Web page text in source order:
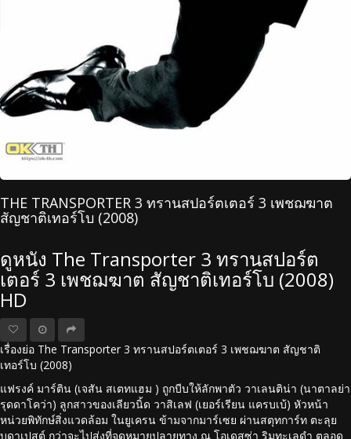
THE TRANSPORTER 3 ทรานสปอร์ตเตอร์ 3 เพชฌฆาต
สัญชาติเทอร์โบ (2008)
ดูหนัง The Transporter 3 ทรานสปอร์ต
เตอร์ 3 เพชฌฆาต สัญชาติเทอร์โบ (2008)
HD
เรื่องย่อ The Transporter 3 ทรานสปอร์ตเตอร์ 3 เพชฌฆาต สัญชาติ
เทอร์โบ (2008)
แฟรงค์ มาร์ติน (เจสัน สเตทแฮม ) ถูกบีบให้ลักพาตัว วาเลนติน่า (นาตาลย่า
รุดดาโคว่า) ลูกสาวของเลียวนิ้ด วาสิเลฟ (เยอร์เรียน แครบเบ้) หัวหน้า
หน่วยพิทักษ์สิ่งแวดล้อม ในยูเครน ข้ามจากมาร์เซย ผ่านสตุทการ์ท ตะลุย
บูดาเปสต์ กว่าจะไปส่งที่จุดหมายปลายทาง ณ โอเดสซ่า ริมทะเลดำ ตลอด